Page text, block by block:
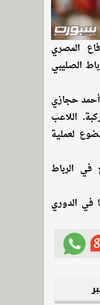
المصري
الصليبي
أحمد حجازي
اللاعب
لعملية
في الرباط
ضمن أفضل 11 لاعبا في الدوري